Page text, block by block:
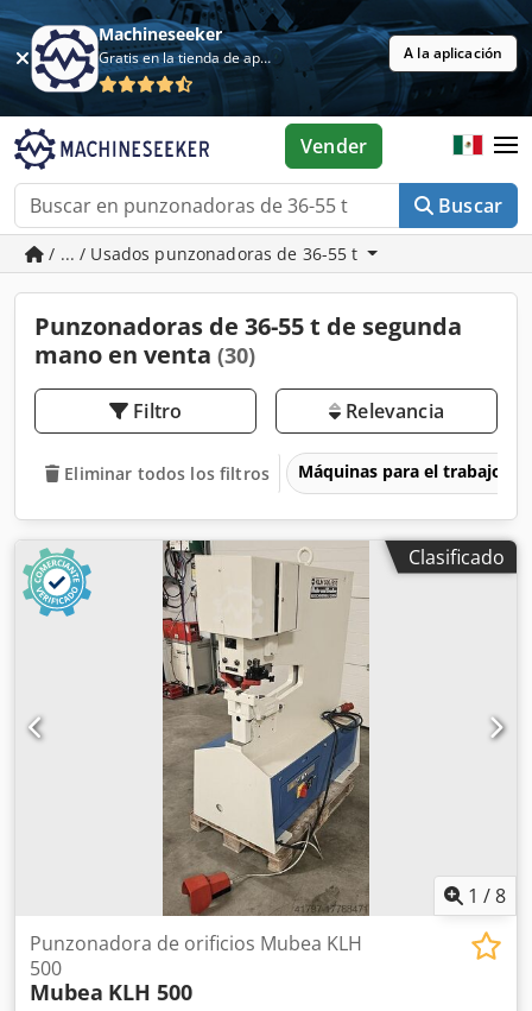
Machineseeker
Gratis en la tienda de aplicaciones A la aplicación
Buscar
Vender
/ ... / Usados punzonadoras de 36-55 t
Punzonadoras de 36-55 t de segunda
mano en venta (30)
Filtro Relevancia
Eliminar todos los filtros Máquinas para el trabajo
Clasificado
1 /8
Punzonadora de orificios Mubea KLH
500
Mubea KLH 500